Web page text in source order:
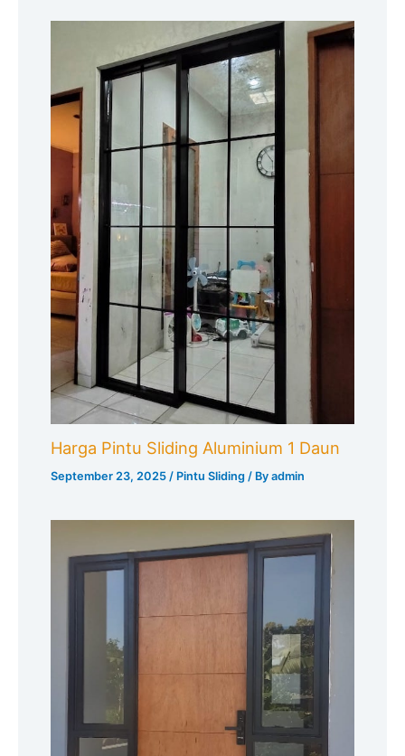
Harga Pintu Sliding Aluminium 1 Daun
September 23, 2025 / Pintu Sliding / Byadmin